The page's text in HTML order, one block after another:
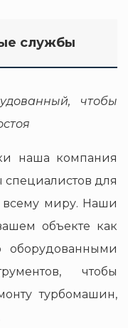
службы
чтобы
наша компания
для
всему миру. Наши
объекте как
чтобы
турбомашин,